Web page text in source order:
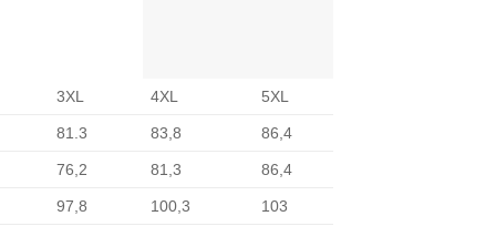
3XL 4XL 5XL
81.3 83,8 86,4
76,2 81,3 86,4
97,8 100,3 103